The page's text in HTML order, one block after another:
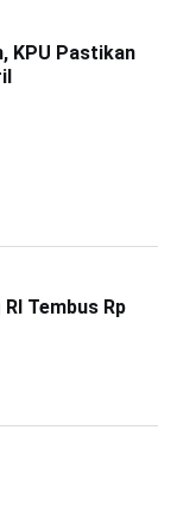
KPU Pastikan
Tembus Rp